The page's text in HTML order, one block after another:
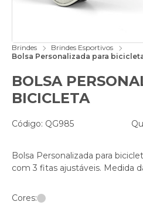
Brindes
Brindes Esportivos
Bolsa Personalizada para
BOLSA
BICICLETA
Código: QG985
Bolsa Personalizada para
com 3 fitas ajustáveis. Medida
Cores: